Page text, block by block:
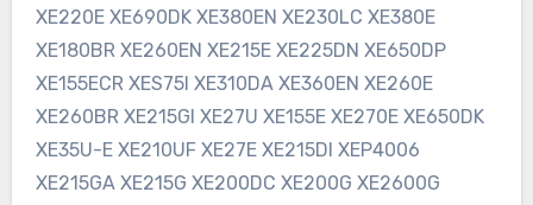
XE220E XE690DK XE380EN XE230LC XE380E
XE180BR XE260EN XE215E XE225DN XE650DP
XE155ECR XES75I XE310DA XE360EN XE260E
XE260BR XE215GI XE27U XE155E XE270E XE650DK
XE35U-E XE210UF XE27E XE215DI XEP4006
XE215GA XE215G XE200DC XE200G XE2600G